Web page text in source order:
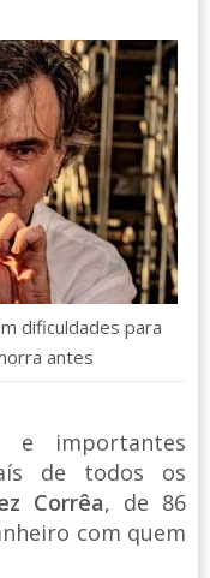
dificuldades para
antes
e importantes
de todos os
Corrêa, de 86
com quem